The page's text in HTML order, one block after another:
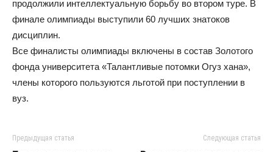
продолжили интеллектуальную борьбу во втором туре. В
финале олимпиады выступили 60 лучших знатоков
дисциплин.
Все финалисты олимпиады включены в состав Золотого
фонда университета «Талантливые потомки Огуз хана»,
члены которого пользуются льготой при поступлении в
вуз.
Предыдущая статья Следующая статья